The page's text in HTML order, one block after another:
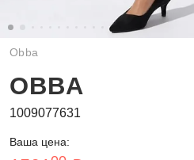
Obba
OBBA
1009077631
Ваша цена: